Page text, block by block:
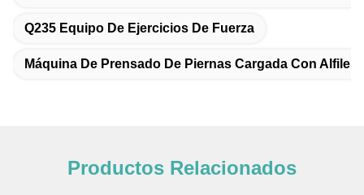
Q235 Equipo De Ejercicios De Fuerza
Máquina De Prensado De Piernas Cargada Con
Productos Relacionados